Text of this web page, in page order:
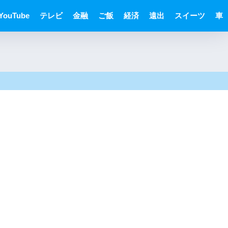
テレビ 金融 ご飯 経済 遠出 スイーツ 車